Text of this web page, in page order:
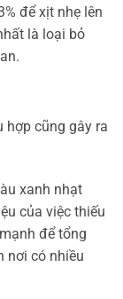
để xịt nhẹ lên
là loại bỏ
hợp cũng gây ra
xanh nhạt
của việc thiếu
để tổng
nơi có nhiều